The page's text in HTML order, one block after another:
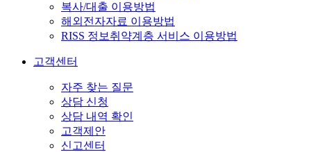
복사/대출 이용방법
해외전자자료 이용방법
RISS 정보취약계층 서비스 이용방법
고객센터
자주 찾는 질문
상담 신청
상담 내역 확인
고객제안
신고센터